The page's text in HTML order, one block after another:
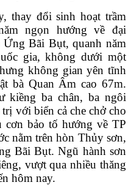
thay đổi sinh hoạt trầm
ngọn hướng về đại
Bãi Bụt, quanh năm
gia, không dưới một
không gian yên tĩnh
bà Quan Âm cao 67m.
kiềng ba chân, ba ngôi
với biển cả che chở cho
cơn bảo tố hướng về TP
nằm trên hòn Thủy sơn,
Bãi Bụt. Ngũ hành sơn
vượt qua nhiều thăng
hôm nay.